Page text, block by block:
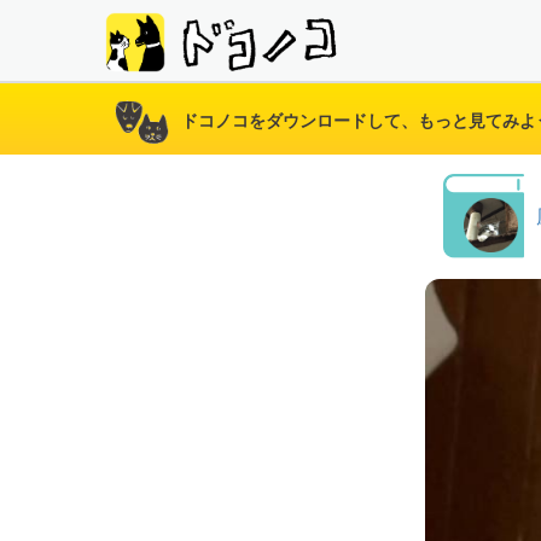
ドコノコをダウンロードして、もっと見てみ